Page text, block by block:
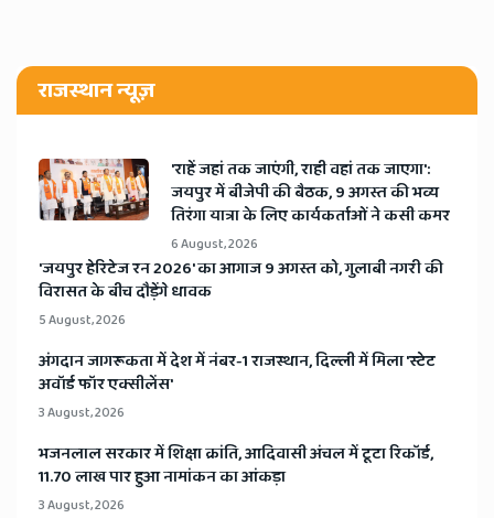
राजस्थान न्यूज़
'राहें जहां तक जाएंगी, राही वहां तक जाएगा':
जयपुर में बीजेपी की बैठक, 9 अगस्त की भव्य
तिरंगा यात्रा के लिए कार्यकर्ताओं ने कसी कमर
6 August, 2026
​'जयपुर हेरिटेज रन 2026' का आगाज 9 अगस्त को, गुलाबी नगरी की
विरासत के बीच दौड़ेंगे धावक
5 August, 2026
अंगदान जागरूकता में देश में नंबर-1 राजस्थान, दिल्ली में मिला 'स्टेट
अवॉर्ड फॉर एक्सीलेंस'
3 August, 2026
भजनलाल सरकार में शिक्षा क्रांति, आदिवासी अंचल में टूटा रिकॉर्ड,
11.70 लाख पार हुआ नामांकन का आंकड़ा
3 August, 2026